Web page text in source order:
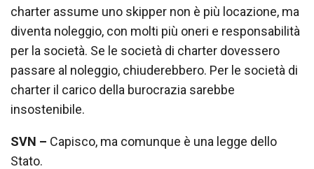
charter assume uno skipper non è più locazione, ma
diventa noleggio, con molti più oneri e responsabilità
per la società. Se le società di charter dovessero
passare al noleggio, chiuderebbero. Per le società di
charter il carico della burocrazia sarebbe
insostenibile.
SVN – Capisco, ma comunque è una legge dello
Stato.